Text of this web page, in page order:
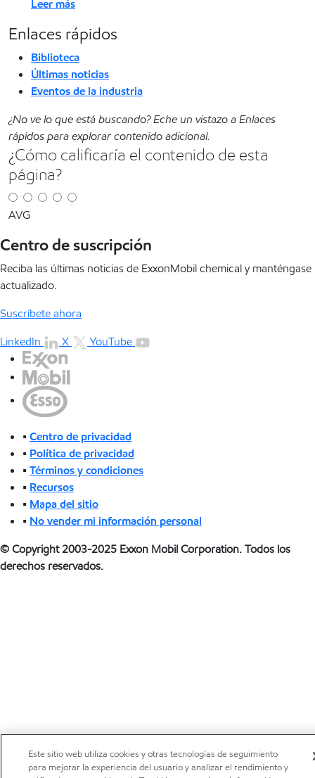
Leer más
Enlaces rápidos
Biblioteca
Últimas noticias
Eventos de la industria
¿No ve lo que está buscando? Eche un vistazo a Enlaces
rápidos para explorar contenido adicional.
¿Cómo calificaría el contenido de esta
página?
AVG
Centro de suscripción
Reciba las últimas noticias de ExxonMobil chemical y manténgase
actualizado.
Suscríbete ahora
LinkedIn
X YouTube
•Centro de privacidad
• Política de privacidad
•Términos y condiciones
• Recursos
• Mapa del sitio
• No vender mi información personal
© Copyright 2003-2025 Exxon Mobil Corporation. Todos los
derechos reservados.
Este sitio web utiliza cookies y otras tecnologías de seguimiento
para mejorar la experiencia del usuario y analizar el rendimiento y